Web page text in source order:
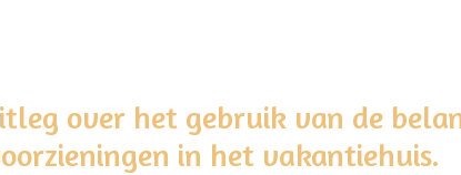
over het gebruik van de
in het vakantiehuis.